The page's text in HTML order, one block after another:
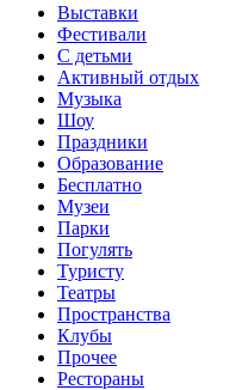
Выставки
Фестивали
С детьми
Активный отдых
Музыка
Шоу
Праздники
Образование
Бесплатно
Музеи
Парки
Погулять
Туристу
Театры
Пространства
Клубы
Прочее
Рестораны